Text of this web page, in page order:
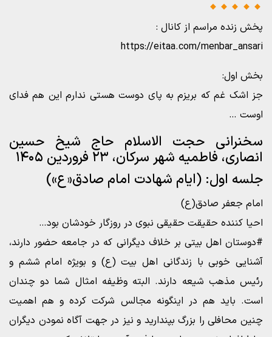
پخش زنده مراسم از کانال :
https://eitaa.com/menbar_ansari
بخش اول:
جز اشک غم که بریزم به پای دوست هستی ندارم این هم فدای
اوست …
سخنرانی حجت الاسلام حاج شیخ حسین
انصاری، فاطمیه شهر سرکان، ۲۳ فروردین ۱۴۰۵
جلسه اول: (ایام شهادت امام صادق«ع»)
امام جعفر صادق(ع)
احیا کننده حقیقت حقیقی نبوی در روزگار خودشان بود…
#دوستان اهل بیتی بر خلاف دیگرانی که در جامعه حضور دارند،
آشنایی خوبی با زندگانی اهل بیت (ع) و بویژه امام ششم و
رئیس مذهب شیعه دارند. البته وظیفه امثال شما دو چندان
است. باید هم در اینگونه مجالس شرکت کرده و هم اهمیت
چنین محافلی را بزرگ بپندارید و نیز در جهت آگاه نمودن دیگران